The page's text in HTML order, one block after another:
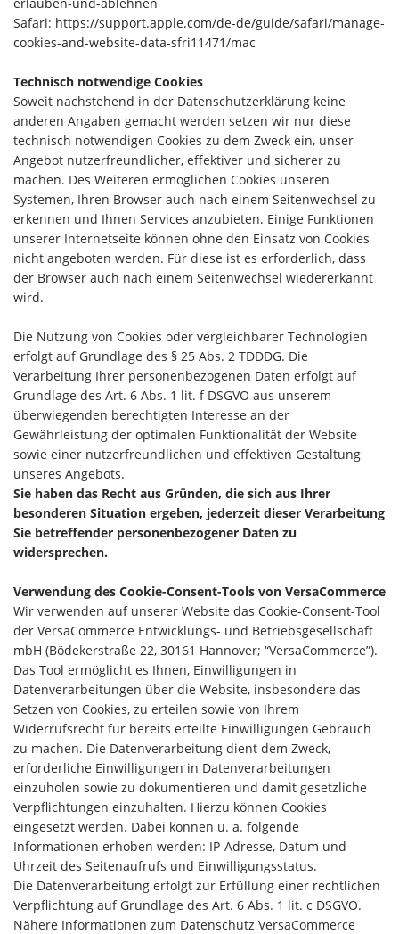
Safari: https://support.apple.com/de-de/guide/safari/manage-
cookies-and-website-data-sfri11471/mac
Technisch notwendige Cookies
Soweit nachstehend in der Datenschutzerklärung keine
anderen Angaben gemacht werden setzen wir nur diese
technisch notwendigen Cookies zu dem Zweck ein, unser
Angebot nutzerfreundlicher, effektiver und sicherer zu
machen. Des Weiteren ermöglichen Cookies unseren
Systemen, Ihren Browser auch nach einem Seitenwechsel zu
erkennen und Ihnen Services anzubieten. Einige Funktionen
unserer Internetseite können ohne den Einsatz von Cookies
nicht angeboten werden. Für diese ist es erforderlich, dass
der Browser auch nach einem Seitenwechsel wiedererkannt
wird.
Die Nutzung von Cookies oder vergleichbarer Technologien
erfolgt auf Grundlage des § 25 Abs. 2 TDDDG. Die
Verarbeitung Ihrer personenbezogenen Daten erfolgt auf
Grundlage des Art. 6 Abs. 1 lit. f DSGVO aus unserem
überwiegenden berechtigten Interesse an der
Gewährleistung der optimalen Funktionalität der Website
sowie einer nutzerfreundlichen und effektiven Gestaltung
unseres Angebots.
Sie haben das Recht aus Gründen, die sich aus Ihrer
besonderen Situation ergeben, jederzeit dieser Verarbeitung
Sie betreffender personenbezogener Daten zu
widersprechen.
Verwendung des Cookie-Consent-Tools von VersaCommerce
Wir verwenden auf unserer Website das Cookie-Consent-Tool
der VersaCommerce Entwicklungs- und Betriebsgesellschaft
mbH (Bödekerstraße 22, 30161 Hannover; “VersaCommerce”).
Das Tool ermöglicht es Ihnen, Einwilligungen in
Datenverarbeitungen über die Website, insbesondere das
Setzen von Cookies, zu erteilen sowie von Ihrem
Widerrufsrecht für bereits erteilte Einwilligungen Gebrauch
zu machen. Die Datenverarbeitung dient dem Zweck,
erforderliche Einwilligungen in Datenverarbeitungen
einzuholen sowie zu dokumentieren und damit gesetzliche
Verpflichtungen einzuhalten. Hierzu können Cookies
eingesetzt werden. Dabei können u. a. folgende
Informationen erhoben werden: IP-Adresse, Datum und
Uhrzeit des Seitenaufrufs und Einwilligungsstatus.
Die Datenverarbeitung erfolgt zur Erfüllung einer rechtlichen
Verpflichtung auf Grundlage des Art. 6 Abs. 1 lit. c DSGVO.
Nähere Informationen zum Datenschutz VersaCommerce